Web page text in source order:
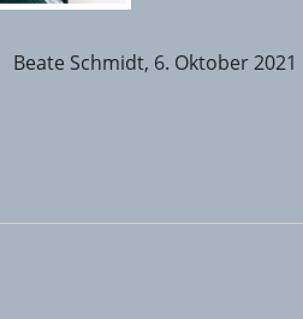
Beate Schmidt, 6. Oktober 2021